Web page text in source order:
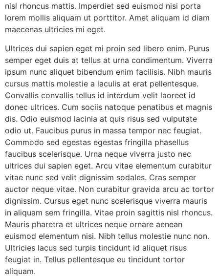
nisl rhoncus mattis. Imperdiet sed euismod nisi porta
lorem mollis aliquam ut porttitor. Amet aliquam id diam
maecenas ultricies mi eget.
Ultrices dui sapien eget mi proin sed libero enim. Purus
semper eget duis at tellus at urna condimentum. Viverra
ipsum nunc aliquet bibendum enim facilisis. Nibh mauris
cursus mattis molestie a iaculis at erat pellentesque.
Convallis convallis tellus id interdum velit laoreet id
donec ultrices. Cum sociis natoque penatibus et magnis
dis. Odio euismod lacinia at quis risus sed vulputate
odio ut. Faucibus purus in massa tempor nec feugiat.
Commodo sed egestas egestas fringilla phasellus
faucibus scelerisque. Urna neque viverra justo nec
ultrices dui sapien eget. Arcu vitae elementum curabitur
vitae nunc sed velit dignissim sodales. Cras semper
auctor neque vitae. Non curabitur gravida arcu ac tortor
dignissim. Cursus eget nunc scelerisque viverra mauris
in aliquam sem fringilla. Vitae proin sagittis nisl rhoncus.
Mauris pharetra et ultrices neque ornare aenean
euismod elementum nisi. Nibh tellus molestie nunc non.
Ultricies lacus sed turpis tincidunt id aliquet risus
feugiat in. Tellus pellentesque eu tincidunt tortor
aliquam.